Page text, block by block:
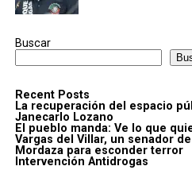
Buscar
Recent Posts
La recuperación del espacio
Janecarlo Lozano
El pueblo manda: Ve lo que
Vargas del Villar, un senador
Mordaza para esconder terror
Intervención Antidrogas